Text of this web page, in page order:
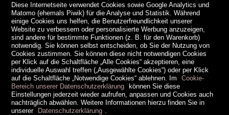
Diese Internetseite verwendet Cookies sowie Google Analytics und
Matomo (ehemals Piwik) für die Analyse und Statistik. Während
einige Cookies uns helfen, die Benutzerfreundlichkeit unserer
Website zu verbessern oder personalisierte Werbung anzuzeigen,
sind andere für bestimmte Funktionen (z. B. für den Warenkorb)
notwendig. Sie können selbst entscheiden, ob Sie der Nutzung von
Cookies zustimmen. Sie können diese nicht notwendigen Cookies
per Klick auf die Schaltfläche „Alle Cookies“ akzeptieren, eine
individuelle Auswahl treffen („Ausgewählte Cookies“) oder per Klick
auf die Schaltfläche „Notwendige Cookies“ ablehnen. Im
Cookie-
Bereich unserer Datenschutzerklärung können Sie diese
Einstellungen jederzeit wieder aufrufen, anpassen und Cookies auch
nachträglich abwählen. Weitere Informationen hierzu finden Sie in
unserer Datenschutzerklärung